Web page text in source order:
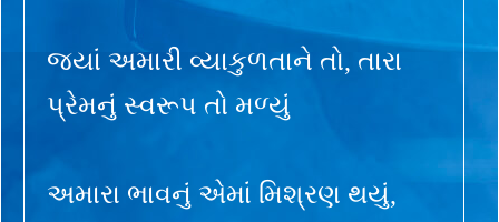
જ્યાં અમારી વ્યાકુળતાને તો, તારા
પ્રેમનું સ્વરૂપ તો મળ્યું
અમારા ભાવનું એમાં મિશ્રણ થયું,